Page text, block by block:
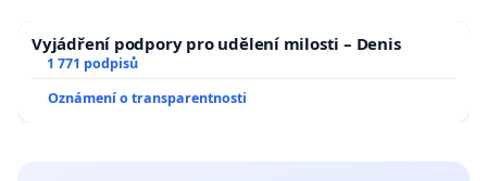
Vyjádření podpory pro udělení milosti – Denis
1 771 podpisů
Oznámení o transparentnosti